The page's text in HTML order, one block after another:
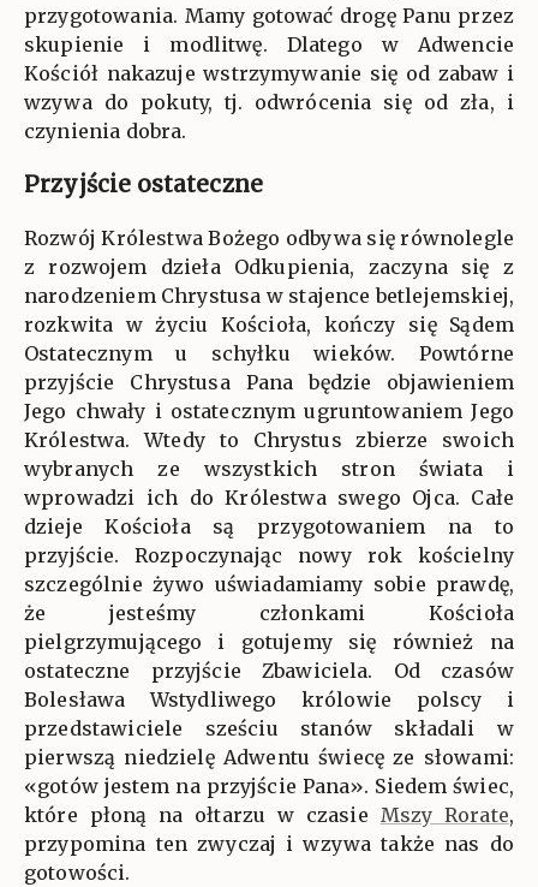
przygotowania. Mamy gotować drogę Panu przez
skupienie i modlitwę. Dlatego w Adwencie
Kościół nakazuje wstrzymywanie się od zabaw i
wzywa do pokuty, tj. odwrócenia się od zła, i
czynienia dobra.
Przyjście ostateczne
Rozwój Królestwa Bożego odbywa się równolegle
z rozwojem dzieła Odkupienia, zaczyna się z
narodzeniem Chrystusa w stajence betlejemskiej,
rozkwita w życiu Kościoła, kończy się Sądem
Ostatecznym u schyłku wieków. Powtórne
przyjście Chrystusa Pana będzie objawieniem
Jego chwały i ostatecznym ugruntowaniem Jego
Królestwa. Wtedy to Chrystus zbierze swoich
wybranych ze wszystkich stron świata i
wprowadzi ich do Królestwa swego Ojca. Całe
dzieje Kościoła są przygotowaniem na to
przyjście. Rozpoczynając nowy rok kościelny
szczególnie żywo uświadamiamy sobie prawdę,
że jesteśmy członkami Kościoła
pielgrzymującego i gotujemy się również na
ostateczne przyjście Zbawiciela. Od czasów
Bolesława Wstydliwego królowie polscy i
przedstawiciele sześciu stanów składali w
pierwszą niedzielę Adwentu świecę ze słowami:
«gotów jestem na przyjście Pana». Siedem świec,
które płoną na ołtarzu w czasie Mszy Rorate,
przypomina ten zwyczaj i wzywa także nas do
gotowości.